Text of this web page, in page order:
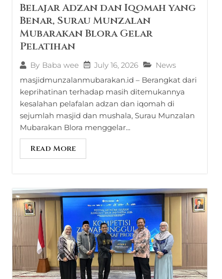
Belajar Adzan dan Iqomah yang
Benar, Surau Munzalan
Mubarakan Blora Gelar
Pelatihan
By Baba wee July 16, 2026
News
masjidmunzalanmubarakan.id – Berangkat dari
keprihatinan terhadap masih ditemukannya
kesalahan pelafalan adzan dan iqomah di
sejumlah masjid dan mushala, Surau Munzalan
Mubarakan Blora menggelar...
Read More